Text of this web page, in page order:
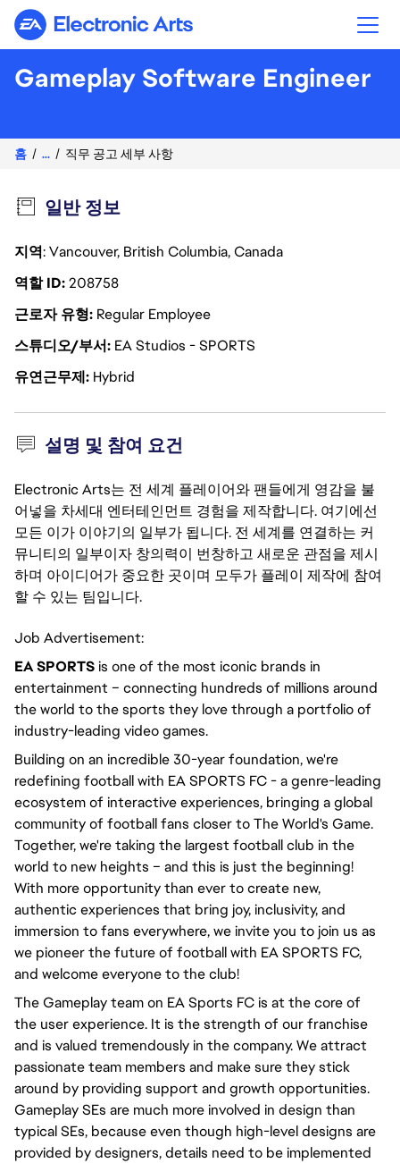
Electronic Arts
Gameplay Software Engineer
홈 ... 직무 공고 세부 사항
일반 정보
지역: Vancouver, British Columbia, Canada
역할 ID208758
근로자 유형 Regular Employee
스튜디오/부서 EA Studios - SPORTS
유연근무제 Hybrid
설명 및 참여 요건
Electronic Arts는 전 세계 플레이어와 팬들에게 영감을 불
어넣을 차세대 엔터테인먼트 경험을 제작합니다. 여기에선
모든 이가 이야기의 일부가 됩니다. 전 세계를 연결하는 커
뮤니티의 일부이자 창의력이 번창하고 새로운 관점을 제시
하며 아이디어가 중요한 곳이며 모두가 플레이 제작에 참여
할 수 있는 팀입니다.
Job Advertisement:
EA SPORTSis one of the most iconic brands in
entertainment – connecting hundreds of millions around
the world to the sports they love through a portfolio of
industry-leading video games.
Building on an incredible 30-year foundation, we're
redefining football with EA SPORTS FC - a genre-leading
ecosystem of interactive experiences, bringing a global
community of football fans closer to The World's Game.
Together, we're taking the largest football club in the
world to new heights – and this is just the beginning!
With more opportunity than ever to create new,
authentic experiences that bring joy, inclusivity, and
immersion to fans everywhere, we invite you to join us as
we pioneer the future of football with EA SPORTS FC,
and welcome everyone to the club!
The Gameplay team on EA Sports FC is at the core of
the user experience. It is the strength of our franchise
and is valued tremendously in the company. We attract
passionate team members and make sure they stick
around by providing support and growth opportunities.
Gameplay SEs are much more involved in design than
typical SEs, because even though high-level designs are
provided by designers, details need to be implemented